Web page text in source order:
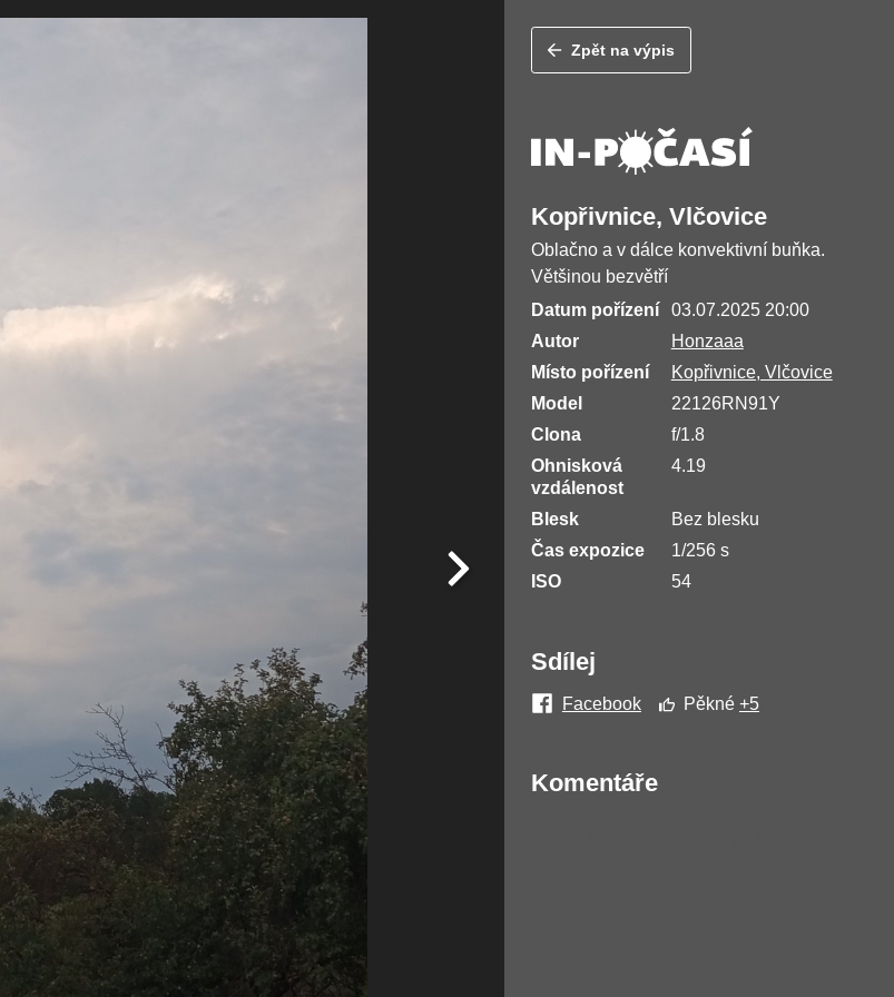
Zpět na výpis
Kopřivnice, Vlčovice
Oblačno a v dálce konvektivní buňka.
Většinou bezvětří
Datum pořízení
03.07.2025 20:00
Autor
Honzaaa
Místo pořízení
Kopřivnice, Vlčovice
Model
22126RN91Y
Clona
f/1.8
Ohnisková
vzdálenost
4.19
Blesk
Bez blesku
Čas expozice
1/256 s
ISO
54
Sdílej
Facebook Pěkné +5
Komentáře